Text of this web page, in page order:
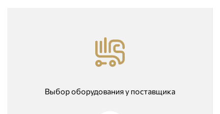
Выбор оборудования у поставщика